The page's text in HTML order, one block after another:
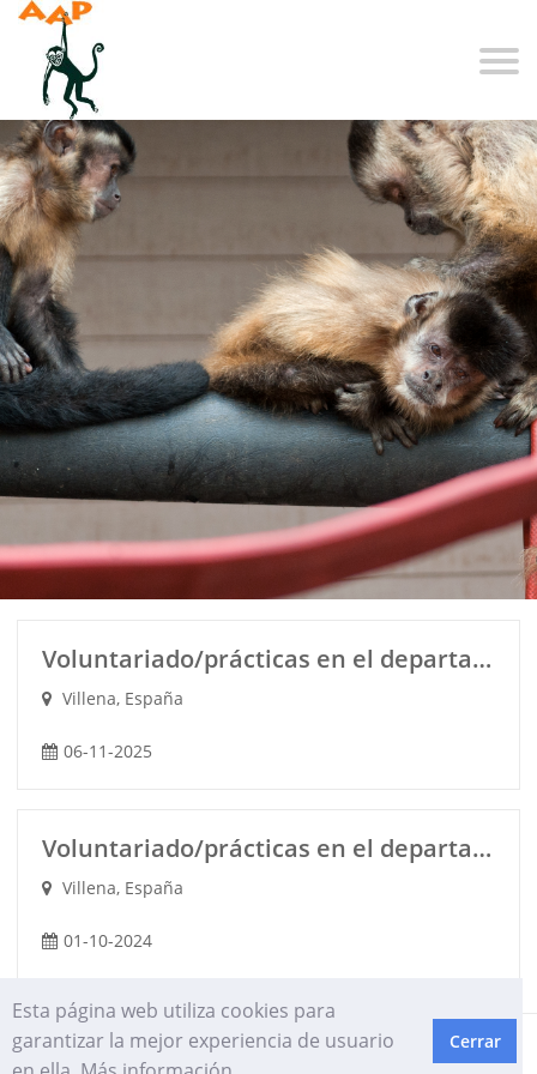
Voluntariado/prácticas en el departamento de Cuarentena
Villena, España
06-11-2025
Voluntariado/prácticas en el departamento de Primates
Villena, España
01-10-2024
HROffice | Rethinking HR
Política de privacidad
Esta página web utiliza cookies para
garantizar la mejor experiencia de usuario
Cerrar